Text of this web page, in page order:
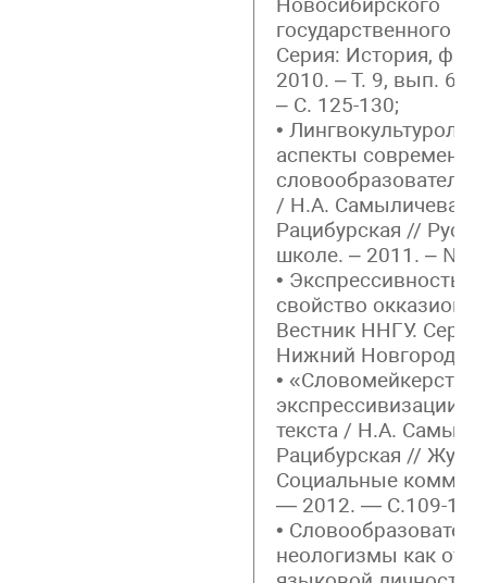
государственного
Серия: История,
2010. – Т. 9, вып. 6:
– С. 125-130;
•
аспекты
/ Н.А. Самыличева,
Рацибурская //
школе. – 2011. – №
• Экспрессивность
свойство
Вестник ННГУ.
Нижний Новгород,
•
экспрессивизации
текста / Н.А.
Рацибурская //
Социальные
— 2012. — С.109-124
•
неологизмы как